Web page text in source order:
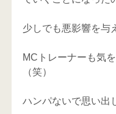
少しでも悪影響を与
MCトレーナーも気
（笑）
ハンパないで思い出